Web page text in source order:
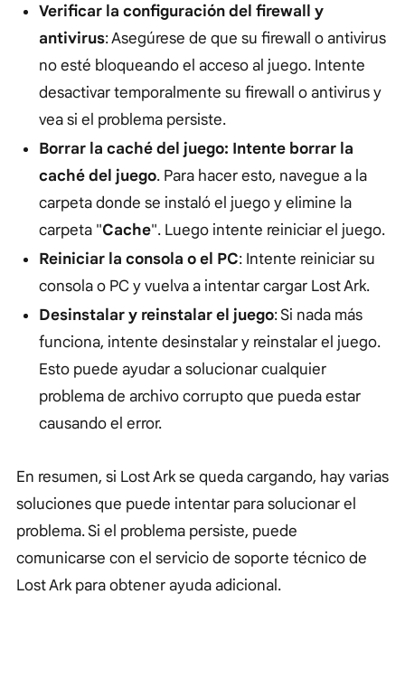
Verificar la configuración del firewall y
antivirus: Asegúrese de que su firewall o antivirus
no esté bloqueando el acceso al juego. Intente
desactivar temporalmente su firewall o antivirus y
vea si el problema persiste.
Borrar la caché del juego: Intente borrar la
caché del juego. Para hacer esto, navegue a la
carpeta donde se instaló el juego y elimine la
carpeta "Cache". Luego intente reiniciar el juego.
Reiniciar la consola o el PC: Intente reiniciar su
consola o PC y vuelva a intentar cargar Lost Ark.
Desinstalar y reinstalar el juego: Si nada más
funciona, intente desinstalar y reinstalar el juego.
Esto puede ayudar a solucionar cualquier
problema de archivo corrupto que pueda estar
causando el error.
En resumen, si Lost Ark se queda cargando, hay varias
soluciones que puede intentar para solucionar el
problema. Si el problema persiste, puede
comunicarse con el servicio de soporte técnico de
Lost Ark para obtener ayuda adicional.